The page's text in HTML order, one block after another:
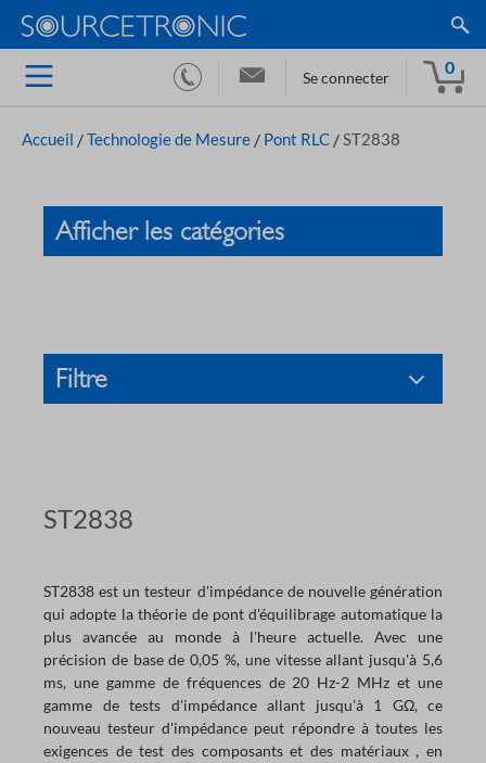
Se connecter
0
Accueil /Technologie de Mesure / Pont RLC /ST2838
Afficher les catégories
Filtre
ST2838
ST2838 est un testeur d'impédance de nouvelle génération
qui adopte la théorie de pont d'équilibrage automatique la
plus avancée au monde à l'heure actuelle. Avec une
précision de base de 0,05 %, une vitesse allant jusqu'à 5,6
ms, une gamme de fréquences de 20 Hz-2 MHz et une
gamme de tests d'impédance allant jusqu'à 1 GΩ, ce
nouveau testeur d'impédance peut répondre à toutes les
exigences de test des composants et des matériaux , en